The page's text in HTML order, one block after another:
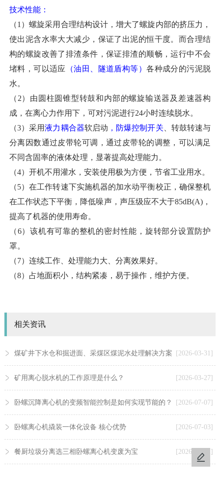
技术性能：
（1）螺旋采用合理结构设计，增大了螺旋内部的挤压力，
使出泥含水率大大减少，保证了出泥的恒干度。而合理结
构的螺旋改善了排渣条件，保证排渣的顺畅，运行中不会
堵料，可以适应
（油田、隧道盾构等）各种成分的污泥脱
水。
（ 2）由圆柱圆锥型转鼓和内部的螺旋输送器及差速器构
成，在离心力作用下，可对污泥进行24小时连续脱水。
（3）采用液力耦合器软启动 ， 防爆控制开关
转鼓转速与
分离因数通过皮带轮可调，通过皮带轮的调整 ，可以满足
不同含固率的液体处理，显著提高处理能力。
（4）开机不用灌水，安装使用极为方便，节省工业用水。
（5）在工作转速下实施机器的加水动平衡校正，确保整机
在工作状态下平衡，降低噪声，声压级应不大于85dB(A)，
提高了机器的使用寿命。
（6）该机有可靠的整机的密封性能，旋转部分设置防护
罩。
（7）连续工作、处理能力大、分离效果好。
（8）占地面积小，结构紧凑，易于操作，维护方便。
相关资讯
[2026-03-31]
煤矿井下水仓和掘进面、采煤区煤泥水处理解决方案
[2026-03-27]
矿用离心脱水机的工作原理是什么？
[2026-07-07]
卧螺沉降离心机的变频智能控制是如何实现节能的？
[2026-07-03]
卧螺离心机撬装一体化设备 核心优势
[2026-06-02]
餐厨垃圾分离选三相卧螺离心机变废为宝